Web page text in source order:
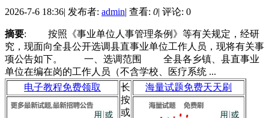
2026-7-6 18:36| 发布者: admin| 查看: 0| 评论: 0
摘要: 按照《事业单位人事管理条例》等有关规定，经研
究，现面向全县公开选调县直事业单位工作人员，现将有关事
项公告如下。 一、选调范围 全县各乡镇、县直事业
单位在编在岗的工作人员（不含学校、医疗系统 ...
电子教程免费领取
长
按
或
海量试题免费天天刷